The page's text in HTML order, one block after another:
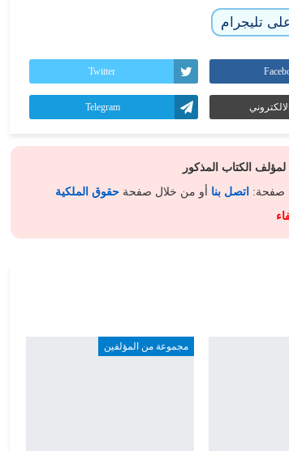
تليجرام
Twitter
Telegram
الكتاب المذكور
صفحة: اتصل بنا أو من خلال صفحةحقوق الملكية
مجموعة من المؤلفين